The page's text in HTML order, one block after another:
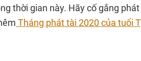
thời gian này. Hãy cố gắng
Tháng phát tài 2020 của tuổi